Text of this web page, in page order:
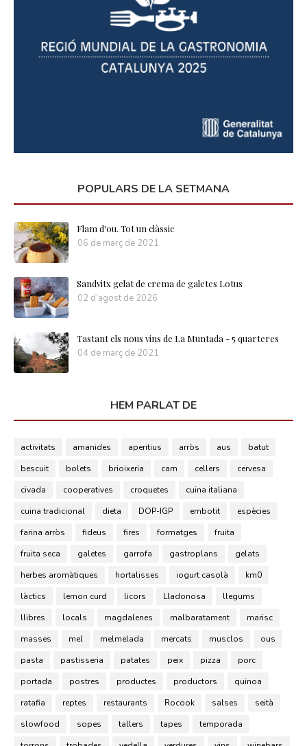
POPULARS DE LA SETMANA
Flam d'ou. Tot un clàssic
06 de març de 2021
Sandvitx gelat de crema de galetes Lotus
02 d’agost de 2026
Tastant els nous vins de La Muntada - 5 quarteres
04 de març de 2021
HEM PARLAT DE
activitats amanides aperitius arròs aus
batut
bescuit
bolets brioixeria carn cellers
cervesa
civada
cooperatives croquetes
cuina italiana
cuina tradicional
dieta DOP-IGP embotit
espècies
farina arròs
fideus fires formatges
fruita
fruita seca
galetes garrofa gastroplans
gelats
herbes aromàtiques
hortalisses iogurt casolà
km0
làctics
lemon curd licors Lladonosa
llegums
llibres
locals magdalenes malbaratament
marisc
masses
mel melmelada mercats musclos
ous
pasta
pastisseria patates peix pizza
porc
portada
postres productes productors
quinoa
ratafia
reptes restaurants Rocook salses
seità
slowfood
sopes tallers tapes
temporada